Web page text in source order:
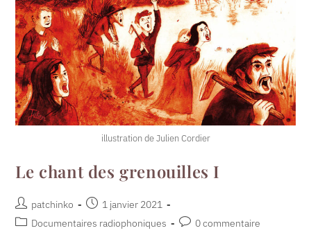
illustration de Julien Cordier
Le chant des grenouilles I
patchinko
1 janvier 2021
Documentaires radiophoniques
0 commentaire